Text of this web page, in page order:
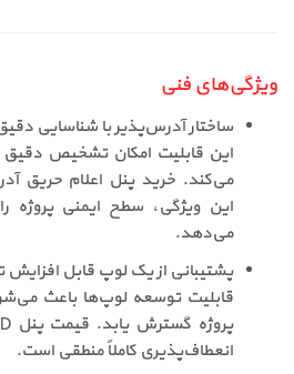
ویژگی‌های فنی
ساختار آدرس‌پذیر با شناسایی
این قابلیت امکان تشخیص دقیق
این ویژگی، سطح ایمنی پروژه
می‌دهد.
پشتیبانی از یک لوپ قابل افزایش
قابلیت توسعه لوپ‌ها باعث
انعطاف‌پذیری کاملاً منطقی است.